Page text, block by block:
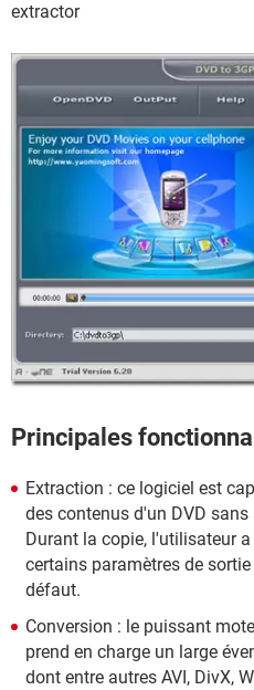
extractor
Principales
Extraction : ce logiciel est
des contenus d'un DVD
Durant la copie, l'utilisateur
certains paramètres de
défaut.
Conversion : le puissant
prend en charge un large
dont entre autres AVI, DivX,